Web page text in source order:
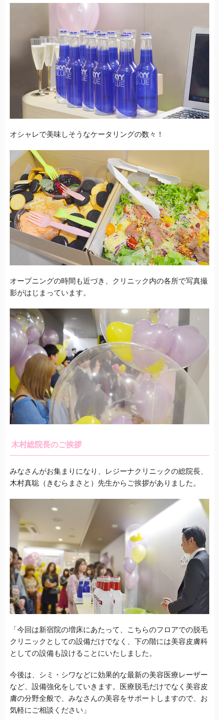
オシャレで美味しそうなケータリングの数々！
オープニングの時間も近づき、クリニック内の各所で写真撮
影がはじまっています。
木村総院長のご挨拶
みなさんがお集まりになり、レジーナクリニックの総院長、
木村真聡（きむらまさと）先生からご挨拶がありました。
「今回は新宿院の増床にあたって、こちらのフロアでの脱毛
クリニックとしての設備だけでなく、下の階には美容皮膚科
としての設備も設けることにいたしました。
今後は、シミ・シワなどに効果的な最新の美容医療レーザー
など、設備強化をしていきます。医療脱毛だけでなく美容皮
膚の分野全般で、みなさんの美容をサポートしますので、お
気軽にご相談ください」